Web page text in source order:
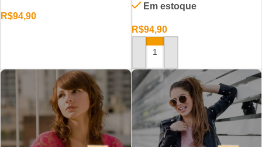
R$94,90
Em estoque
R$94,90
ADICIONAR AO CARRINHO